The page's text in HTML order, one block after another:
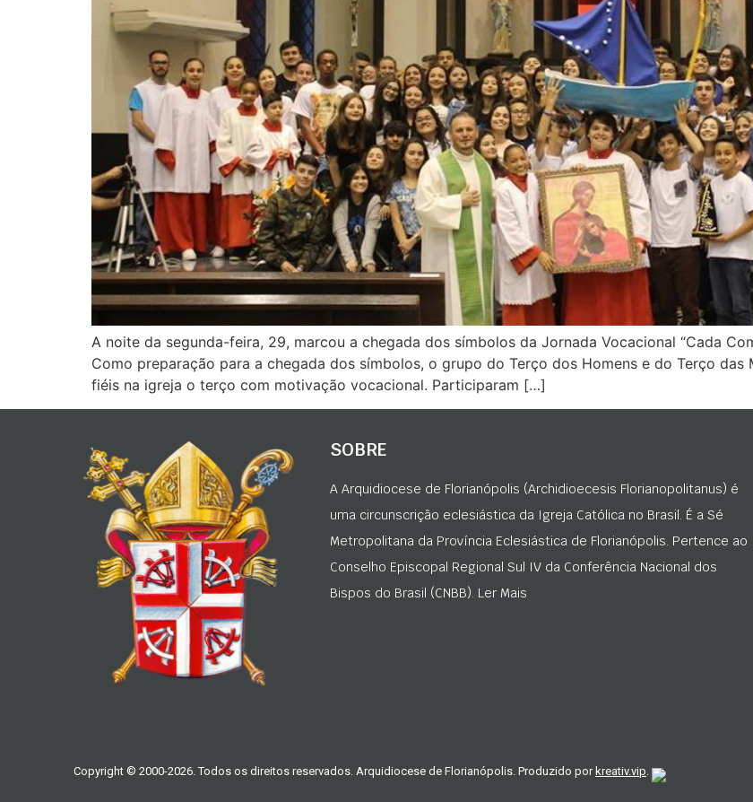
A noite da segunda-feira, 29, marcou a chegada dos símbolos da Jornada Vocacional “Cada
Como preparação para a chegada dos símbolos, o grupo do Terço dos Homens e do Terço das
fiéis na igreja o terço com motivação vocacional. Participaram […]
SOBRE
A Arquidiocese de Florianópolis (Archidioecesis Florianopolitanus) é
uma circunscrição eclesiástica da Igreja Católica no Brasil. É a Sé
Metropolitana da Província Eclesiástica de Florianópolis. Pertence ao
Conselho Episcopal Regional Sul IV da Conferência Nacional dos
Bispos do Brasil (CNBB). Ler Mais
Copyright © 2000-2026. Todos os direitos reservados. Arquidiocese de Florianópolis. Produzido porkreativ.vip